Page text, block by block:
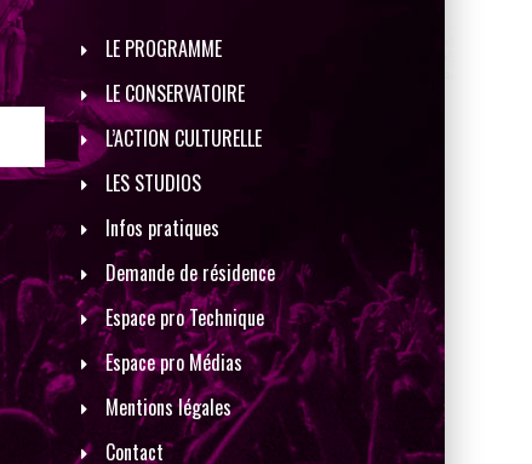
LE PROGRAMME
LE CONSERVATOIRE
L’ACTION CULTURELLE
LES STUDIOS
Infos pratiques
Demande de résidence
Espace pro Technique
Espace pro Médias
Mentions légales
Contact